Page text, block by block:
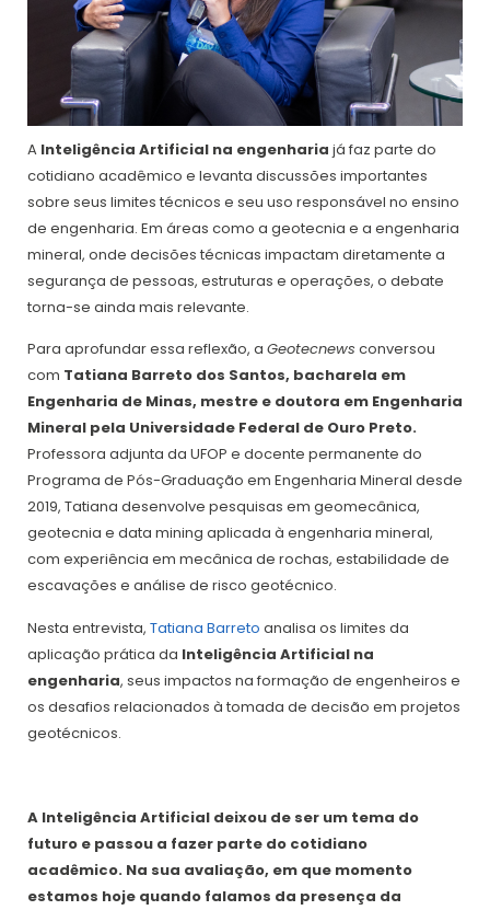
A Inteligência Artificial na engenharia já faz parte do
cotidiano acadêmico e levanta discussões importantes
sobre seus limites técnicos e seu uso responsável no ensino
de engenharia. Em áreas como a geotecnia e a engenharia
mineral, onde decisões técnicas impactam diretamente a
segurança de pessoas, estruturas e operações, o debate
torna-se ainda mais relevante.
Para aprofundar essa reflexão, a Geotecnews conversou
com Tatiana Barreto dos Santos, bacharela em
Engenharia de Minas, mestre e doutora em Engenharia
Mineral pela Universidade Federal de Ouro Preto.
Professora adjunta da UFOP e docente permanente do
Programa de Pós-Graduação em Engenharia Mineral desde
2019, Tatiana desenvolve pesquisas em geomecânica,
geotecnia e data mining aplicada à engenharia mineral,
com experiência em mecânica de rochas, estabilidade de
escavações e análise de risco geotécnico.
Nesta entrevista, Tatiana Barreto analisa os limites da
aplicação prática da Inteligência Artificial na
engenharia, seus impactos na formação de engenheiros e
os desafios relacionados à tomada de decisão em projetos
geotécnicos.
A Inteligência Artificial deixou de ser um tema do
futuro e passou a fazer parte do cotidiano
acadêmico. Na sua avaliação, em que momento
estamos hoje quando falamos da presença da